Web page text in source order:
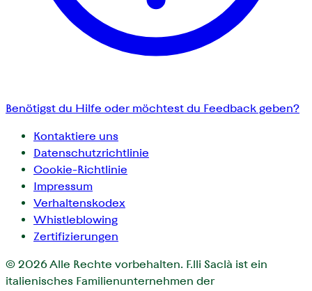
Benötigst du Hilfe oder möchtest du Feedback geben?
Kontaktiere uns
Datenschutzrichtlinie
Cookie-Richtlinie
Impressum
Verhaltenskodex
Whistleblowing
Zertifizierungen
© 2026Alle Rechte vorbehalten. F.lli Saclà ist ein
italienisches Familienunternehmen der